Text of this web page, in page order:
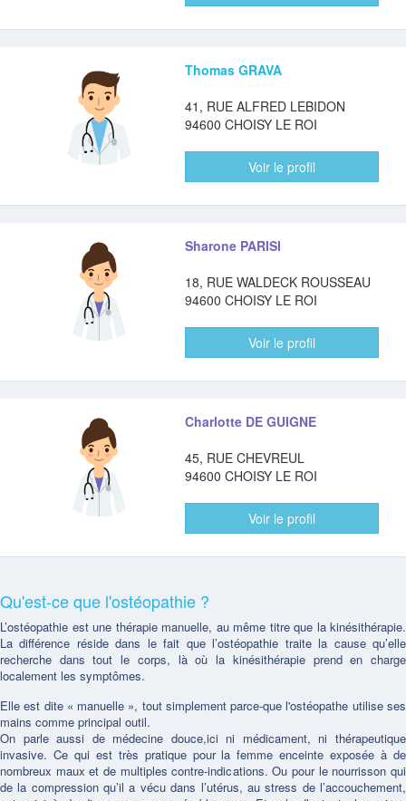
Thomas GRAVA
41, RUE ALFRED LEBIDON
94600 CHOISY LE ROI
Voir le profil
Sharone PARISI
18, RUE WALDECK ROUSSEAU
94600 CHOISY LE ROI
Voir le profil
Charlotte DE GUIGNE
45, RUE CHEVREUL
94600 CHOISY LE ROI
Voir le profil
Qu'est-ce que l'ostéopathie ?
L’ostéopathie est une thérapie manuelle, au même titre que la kinésithérapie.
La différence réside dans le fait que l’ostéopathie traite la cause qu’elle
recherche dans tout le corps, là où la kinésithérapie prend en charge
localement les symptômes.
Elle est dite « manuelle », tout simplement parce-que l'ostéopathe utilise ses
mains comme principal outil.
On parle aussi de médecine douce,ici ni médicament, ni thérapeutique
invasive. Ce qui est très pratique pour la femme enceinte exposée à de
nombreux maux et de multiples contre-indications. Ou pour le nourrisson qui
de la compression qu’il a vécu dans l’utérus, au stress de l’accouchement,